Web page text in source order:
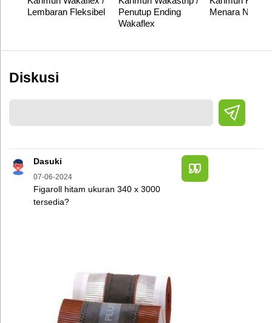
Lembaran Fleksibel
Penutup Ending
Wakaflex
Menara Nok
Diskusi
Dasuki
07-06-2024
Figaroll hitam ukuran 340 x 3000
tersedia?